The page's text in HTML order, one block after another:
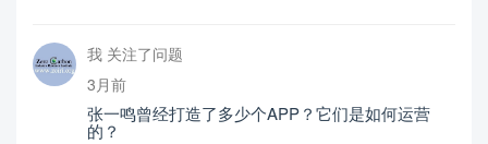
我 关注了问题
3月前
张一鸣曾经打造了多少个APP？它们是如何运营
的？